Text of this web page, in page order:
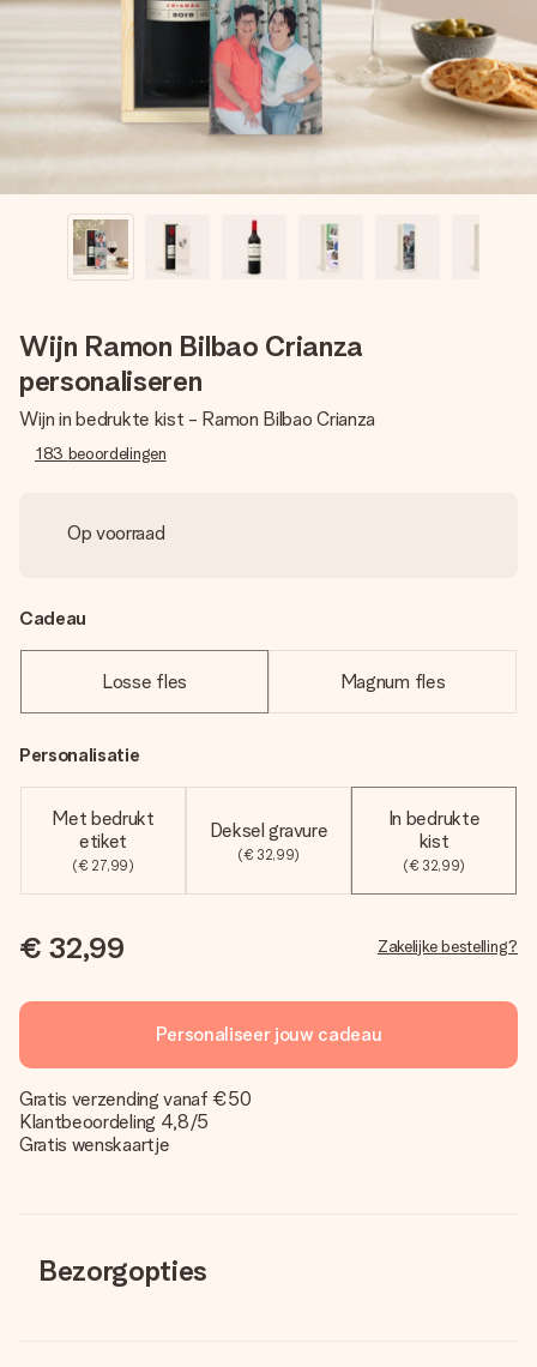
jullie foto of een boodschap die raakt. Zonder gedoe, maar
met alle aandacht voor het moment.
Wijn Ramon Bilbao Crianza
personaliseren
Wijn in bedrukte kist - Ramon Bilbao Crianza
183 beoordelingen
Op voorraad
Cadeau
Losse fles Magnum fles
Personalisatie
Met bedrukt
etiket
(€ 27,99)
Deksel gravure
(€ 32,99)
In bedrukte
kist
(€ 32,99)
€ 32,99 Zakelijke bestelling?
Personaliseer jouw cadeau
Gratis verzending vanaf €50
Klantbeoordeling 4,8/5
Gratis wenskaartje
Bezorgopties